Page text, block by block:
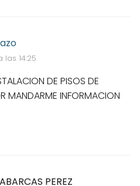
las 14:25
DE PISOS DE
MANDARME INFORMACION
PEREZ